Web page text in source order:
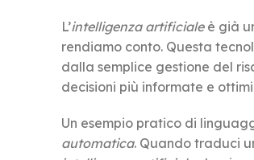
L’intelligenza artificialeè già
rendiamo conto. Questa
dalla semplice gestione del
decisioni più informate e
Un esempio pratico di
automatica. Quando traduci